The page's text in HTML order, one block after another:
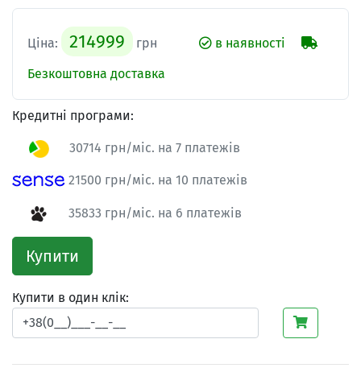
Ціна: 214999 грн
в наявності
Безкоштовна доставка
Кредитні програми:
30714 грн/міс. на 7 платежів
21500 грн/міс. на 10 платежів
35833 грн/міс. на 6 платежів
Купити
Купити в один клік: